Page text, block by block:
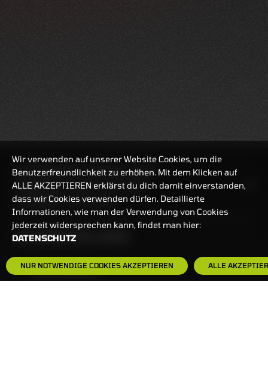
BANKEINSTELLUNGEN
HÄUFIG GESUCHT:
REALTIMEKURSE 07.08.2026
16:21:57
HANDELSZEIT
MO-FR: 7:30-23 UHR
ZERTIFIKATE
8:00-22 UHR
Wir verwenden auf unserer Website Cookies, um die
Benutzerfreundlichkeit zu erhöhen. Mit dem Klicken auf
ALLE AKZEPTIEREN erklärst du dich damit einverstanden,
dass wir Cookies verwenden dürfen. Detaillierte
Informationen, wie man der Verwendung von Cookies
jederzeit widersprechen kann, findet man hier:
DATENSCHUTZ
NUR NOTWENDIGE COOKIES AKZEPTIEREN ALLE